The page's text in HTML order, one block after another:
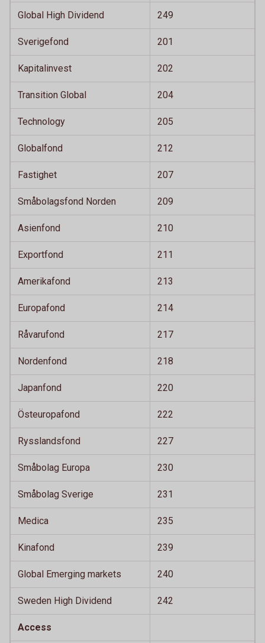
Global High Dividend 249
Sverigefond 201
Kapitalinvest 202
Transition Global 204
Technology 205
Globalfond 212
Fastighet 207
Småbolagsfond Norden 209
Asienfond 210
Exportfond 211
Amerikafond 213
Europafond 214
Råvarufond 217
Nordenfond 218
Japanfond 220
Östeuropafond 222
Rysslandsfond 227
Småbolag Europa 230
Småbolag Sverige 231
Medica 235
Kinafond 239
Global Emerging markets 240
Sweden High Dividend 242
Access